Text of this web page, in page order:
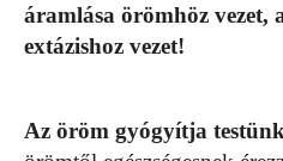
áramlása örömhöz vezet,
extázishoz vezet!
Az öröm gyógyítja